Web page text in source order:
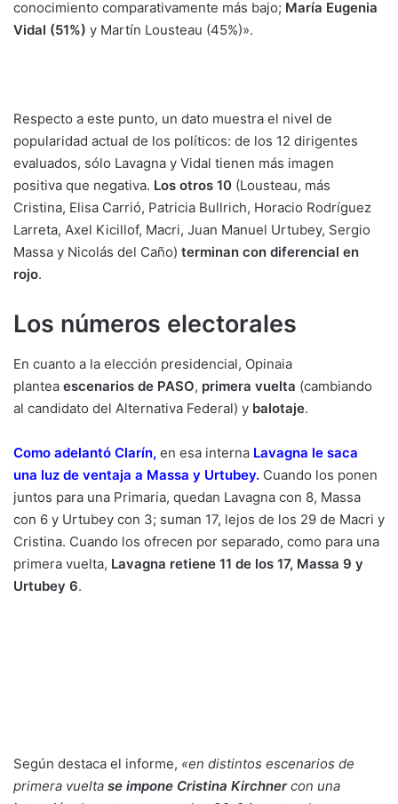
conocimiento comparativamente más bajo; María Eugenia
Vidal (51%) y Martín Lousteau (45%)».
Respecto a este punto, un dato muestra el nivel de
popularidad actual de los políticos: de los 12 dirigentes
evaluados, sólo Lavagna y Vidal tienen más imagen
positiva que negativa. Los otros 10 (Lousteau, más
Cristina, Elisa Carrió, Patricia Bullrich, Horacio Rodríguez
Larreta, Axel Kicillof, Macri, Juan Manuel Urtubey, Sergio
Massa y Nicolás del Caño) terminan con diferencial en
rojo.
Los números electorales
En cuanto a la elección presidencial, Opinaia
plantea escenarios de PASO, primera vuelta (cambiando
al candidato del Alternativa Federal) y balotaje.
Como adelantó Clarín, en esa interna Lavagna le saca
una luz de ventaja a Massa y Urtubey. Cuando los ponen
juntos para una Primaria, quedan Lavagna con 8, Massa
con 6 y Urtubey con 3; suman 17, lejos de los 29 de Macri y
Cristina. Cuando los ofrecen por separado, como para una
primera vuelta, Lavagna retiene 11 de los 17, Massa 9 y
Urtubey 6.
Según destaca el informe, «en distintos escenarios de
primera vuelta se impone Cristina Kirchnercon una